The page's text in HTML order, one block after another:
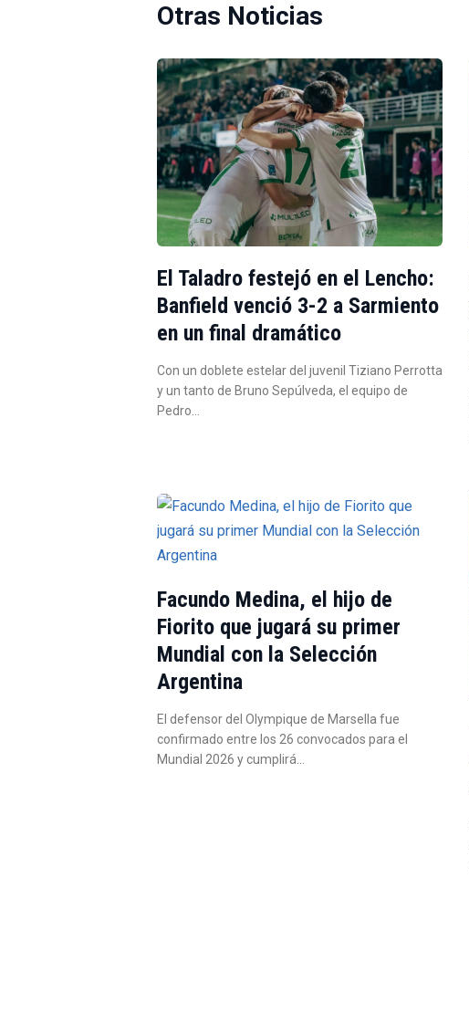
Otras Noticias
El Taladro festejó en el Lencho:
Banfield venció 3-2 a Sarmiento
en un final dramático
Con un doblete estelar del juvenil Tiziano Perrotta
y un tanto de Bruno Sepúlveda, el equipo de
Pedro…
Facundo Medina, el hijo de
Fiorito que jugará su primer
Mundial con la Selección
Argentina
El defensor del Olympique de Marsella fue
confirmado entre los 26 convocados para el
Mundial 2026 y cumplirá…